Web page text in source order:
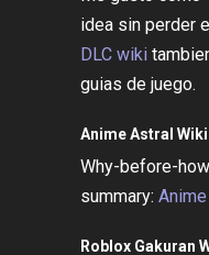
idea sin perder
DLC wiki
guias de juego.
Anime Astral Wiki
Why-before-
summary:
Roblox Gakuran